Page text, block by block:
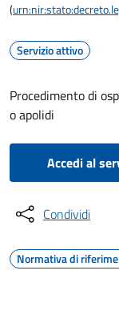
(
Servizio attivo
Procedimento di
o apolidi
Accedi al
Condividi
Normativa di